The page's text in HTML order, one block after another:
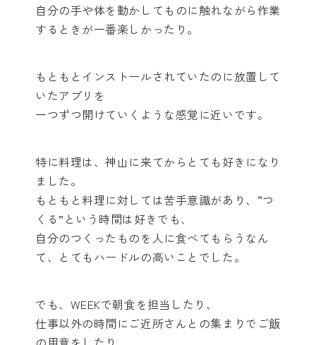
自分の手や体を動かしてものに触れながら作業
するときが一番楽しかったり。
もともとインストールされていたのに放置して
いたアプリを
一つずつ開けていくような感覚に近いです。
特に料理は、神山に来てからとても好きになり
ました。
もともと料理に対しては苦手意識があり、“つ
くる”という時間は好きでも、
自分のつくったものを人に食べてもらうなん
て、とてもハードルの高いことでした。
でも、WEEKで朝食を担当したり、
仕事以外の時間にご近所さんとの集まりでご飯